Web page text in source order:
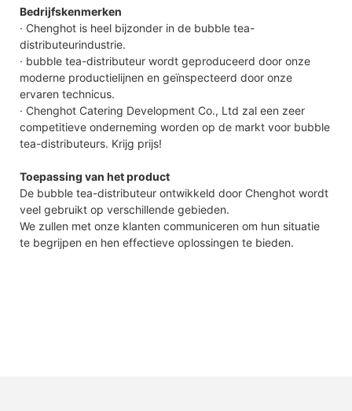
Bedrijfskenmerken
· Chenghot is heel bijzonder in de bubble tea-
distributeurindustrie.
· bubble tea-distributeur wordt geproduceerd door onze
moderne productielijnen en geïnspecteerd door onze
ervaren technicus.
· Chenghot Catering Development Co., Ltd zal een zeer
competitieve onderneming worden op de markt voor bubble
tea-distributeurs. Krijg prijs!
Toepassing van het product
De bubble tea-distributeur ontwikkeld door Chenghot wordt
veel gebruikt op verschillende gebieden.
We zullen met onze klanten communiceren om hun situatie
te begrijpen en hen effectieve oplossingen te bieden.